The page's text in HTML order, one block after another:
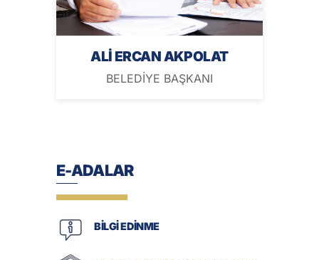
ALİ ERCAN AKPOLAT
BELEDİYE BAŞKANI
E-ADALAR
BİLGİ EDİNME